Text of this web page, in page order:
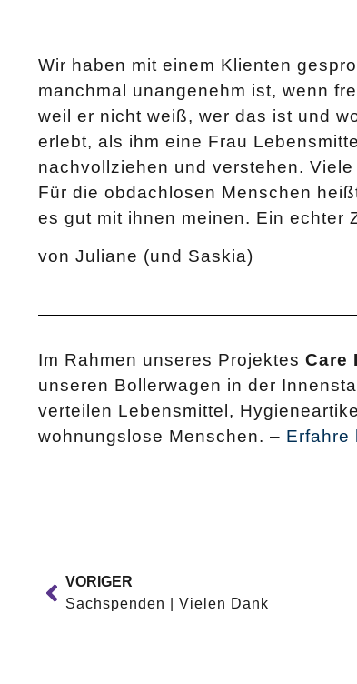
Wir haben mit einem Klienten
manchmal unangenehm ist, wenn
weil er nicht weiß, wer das ist und
erlebt, als ihm eine Frau
nachvollziehen und verstehen.
Für die obdachlosen Menschen
es gut mit ihnen meinen. Ein echter
von Juliane (und Saskia)
Im Rahmen unseres Projektes Care
unseren Bollerwagen in der
verteilen Lebensmittel,
wohnungslose Menschen. – Erfahre
VORIGER
Sachspenden | Vielen Dank